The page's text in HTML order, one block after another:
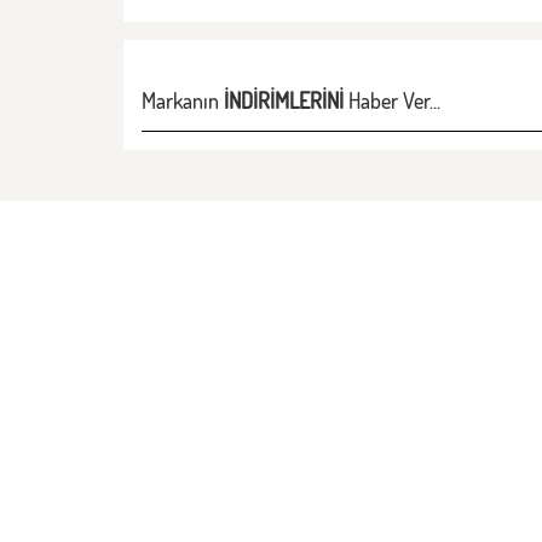
Markanın İNDİRİMLERİNİ Haber Ver...